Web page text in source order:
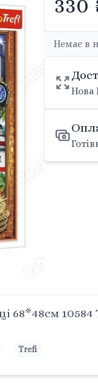
Немає в
Нова
68*48см 10584
Trefi